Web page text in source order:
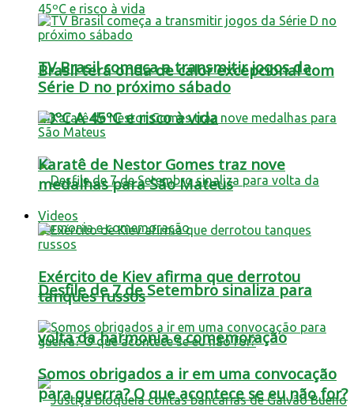
Brasil terá onda de calor excepcional com
40ºC A 45ºC e risco à vida
Desfile de 7 de Setembro sinaliza para
volta da harmonia e comemoração
TV Brasil começa a transmitir jogos da
Série D no próximo sábado
Karatê de Nestor Gomes traz nove
medalhas para São Mateus
Videos
Exército de Kiev afirma que derrotou
tanques russos
Somos obrigados a ir em uma convocação
para guerra? O que acontece se eu não for?